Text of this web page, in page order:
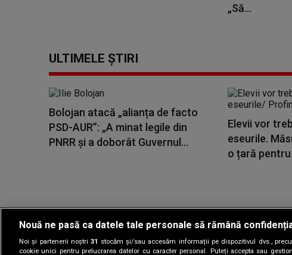
„Să...
ULTIMELE ȘTIRI
Bolojan atacă „alianța de facto
PSD-AUR”: „A minat legile din
PNRR și a doborât Guvernul...
Elevii vor
eseurile.
o țară pentru
Gestionați preferințele|
Nouă ne pasă ca datele tale personale să rămână
Noi și partenerii noștri31 stocăm și/sau accesăm informații pe dispozitivul dvs.,
cookie unici pentru prelucrarea datelor cu caracter personal. Puteți accepta sau